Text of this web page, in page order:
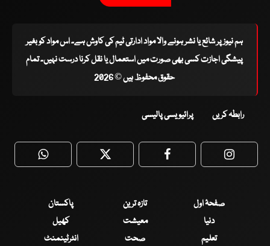
ہم نیوز پر شائع یا نشر ہونے والا مواد ادارتی ٹیم کی کاوش ہے۔ اس مواد کو بغیر
پیشگی اجازت کسی بھی صورت میں استعمال یا نقل کرنا درست نہیں۔ تمام
حقوق محفوظ ہیں © 2026
رابطہ کریں پرائیویسی پالیسی
WhatsApp Twitter Facebook
صفحۂ اول تازہ ترین
پاکستان
دنیا
معیشت
کھیل
تعلیم
صحت
انٹرٹینمنٹ